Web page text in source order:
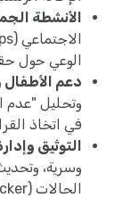
الأنشطة
الوعي حول
دعم
وتحليل "عدم
في اتخاذ
التوثيق
الحالات (Case Tracker) يومياً.